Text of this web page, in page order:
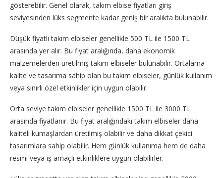
gösterebilir. Genel olarak, takım elbise fiyatları giriş
seviyesinden lüks segmente kadar geniş bir aralıkta bulunabilir.
Düşük fiyatlı takım elbiseler genellikle 500 TL ile 1500 TL
arasında yer alır. Bu fiyat aralığında, daha ekonomik
malzemelerden üretilmiş takım elbiseler bulunabilir. Ortalama
kalite ve tasarıma sahip olan bu takım elbiseler, günlük kullanım
veya sınırlı özel etkinlikler için uygun olabilir.
Orta seviye takım elbiseler genellikle 1500 TL ile 3000 TL
arasında fiyatlanır. Bu fiyat aralığındaki takım elbiseler daha
kaliteli kumaşlardan üretilmiş olabilir ve daha dikkat çekici
tasarımlara sahip olabilir. Hem günlük kullanıma hem de daha
resmi veya iş amaçlı etkinliklere uygun olabilirler.